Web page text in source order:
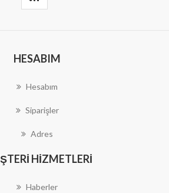
HESABIM
Hesabım
Siparişler
Adres
HIZMETLERI
Haberler